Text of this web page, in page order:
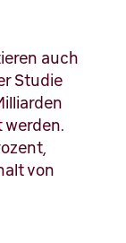
auch
Studie
werden.
von